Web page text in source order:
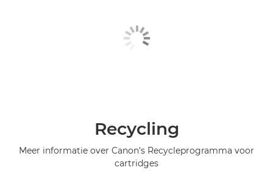
Recycling
Meer informatie over Canon's Recycleprogramma voor
cartridges